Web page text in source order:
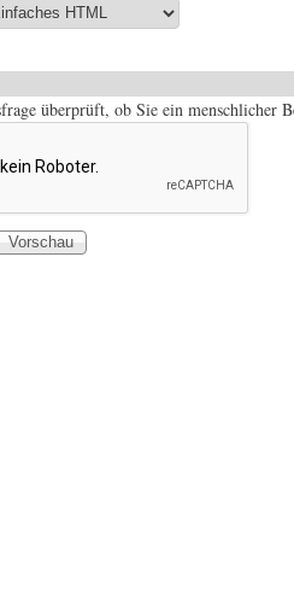
überprüft, ob Sie ein menschlicher